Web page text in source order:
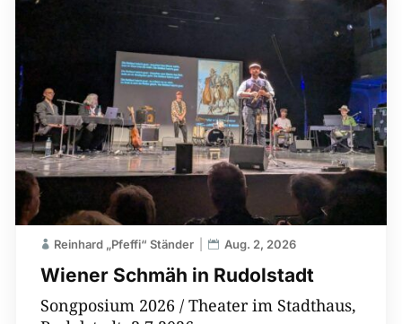
Wiener Schmäh in Rudolstadt
Reinhard „Pfeffi“ Ständer Aug. 2, 2026
Songposium 2026 / Theater im Stadthaus,